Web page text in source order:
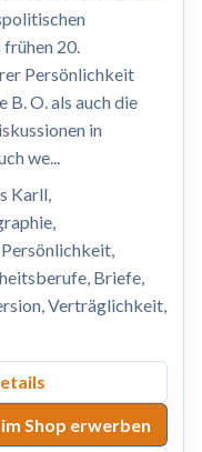
frühen 20.
Persönlichkeit
B. O. als auch die
in
we...
Karll,
Briefe,
Verträglichkeit,
Shop erwerben